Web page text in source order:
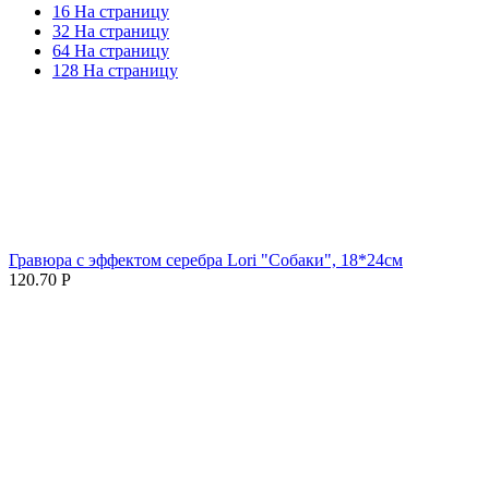
16 На страницу
32 На страницу
64 На страницу
128 На страницу
Гравюра с эффектом серебра Lori "Собаки", 18*24см
120.70 Р